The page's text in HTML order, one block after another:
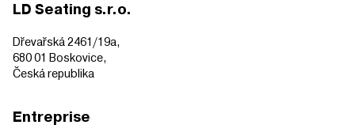
LD Seating s.r.o.
Dřevařská 2461/19a,
680 01 Boskovice,
Česká republika
Entreprise